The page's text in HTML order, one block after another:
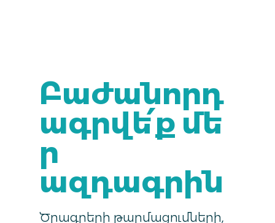
Ծրագրերի թարմացումների,
Բաժանորդ
ագրվե՛ք մե
ր
ազդագրին